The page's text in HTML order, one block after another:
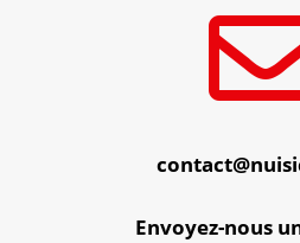
Envoyez-nous